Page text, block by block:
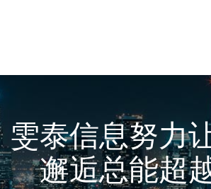
雯泰信息努力
邂逅总能超